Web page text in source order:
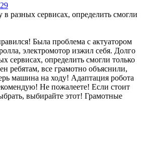
разных сервисах, определить смогли
Была проблема с актуатором
электромотор изжил себя. Долго
сервисах, определить смогли только
ребятам, все грамотно объяснили,
машина на ходу! Адаптация робота
Не пожалеете! Если стоит
выбирайте этот! Грамотные